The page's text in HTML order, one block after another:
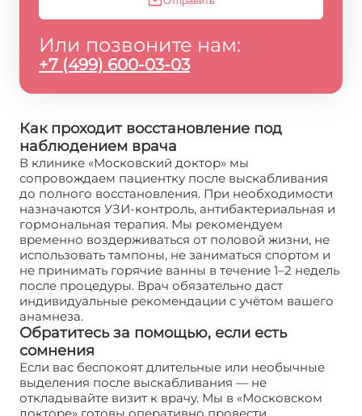
Или позвоните нам:
+7 (499) 600-03-03
Как проходит восстановление под
наблюдением врача
В клинике «Московский доктор» мы
сопровождаем пациентку после выскабливания
до полного восстановления. При необходимости
назначаются УЗИ-контроль, антибактериальная и
гормональная терапия. Мы рекомендуем
временно воздерживаться от половой жизни, не
использовать тампоны, не заниматься спортом и
не принимать горячие ванны в течение 1–2 недель
после процедуры. Врач обязательно даст
индивидуальные рекомендации с учётом вашего
анамнеза.
Обратитесь за помощью, если есть
сомнения
Если вас беспокоят длительные или необычные
выделения после выскабливания — не
откладывайте визит к врачу. Мы в «Московском